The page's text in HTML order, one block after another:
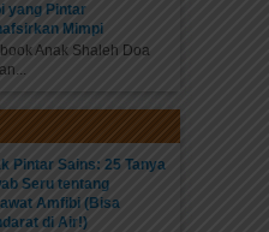
yang Pintar
Mimpi
Anak Shaleh Doa
Pintar Sains: 25 Tanya
Seru tentang
Amfibi (Bisa
di Air!)